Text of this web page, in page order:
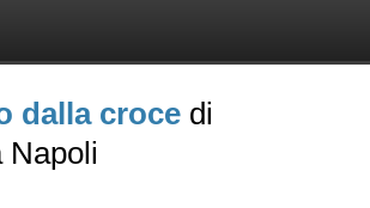
dalla croce di
Napoli